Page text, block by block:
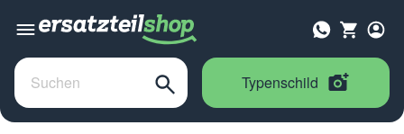
Typenschild